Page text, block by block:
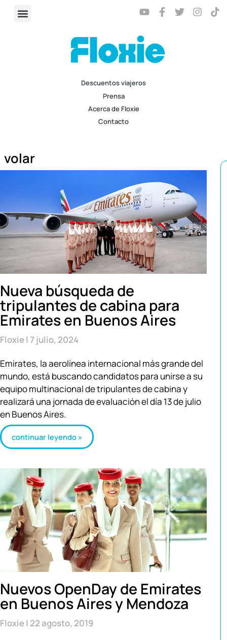
Descuentos viajeros
Prensa
Acerca de Floxie
Contacto
volar
Nueva búsqueda de
tripulantes de cabina para
Emirates en Buenos Aires
Floxie 7 julio, 2024
Emirates, la aerolínea internacional más grande del
mundo, está buscando candidatos para unirse a su
equipo multinacional de tripulantes de cabina y
realizará una jornada de evaluación el día 13 de julio
en Buenos Aires.
continuar leyendo »
Nuevos OpenDay de Emirates
en Buenos Aires y Mendoza
Floxie 22 agosto, 2019